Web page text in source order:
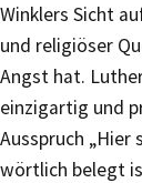
Winklers Sicht
und religiöser
Angst hat.
einzigartig und
Ausspruch „Hier
wörtlich belegt